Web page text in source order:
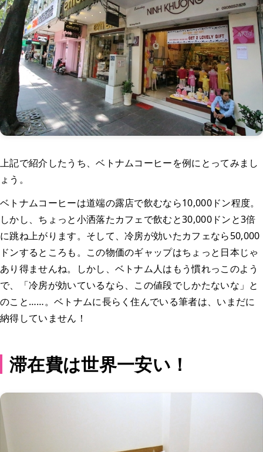
上記で紹介したうち、ベトナムコーヒーを例にとってみまし
ょう。
ベトナムコーヒーは道端の露店で飲むなら10,000ドン程度。
しかし、ちょっと小洒落たカフェで飲むと30,000ドンと3倍
に跳ね上がります。そして、冷房が効いたカフェなら50,000
ドンするところも。この物価のギャップはちょっと日本じゃ
あり得ませんね。しかし、ベトナム人はもう慣れっこのよう
で、「冷房が効いているなら、この値段でしかたないな」と
のこと……。ベトナムに長らく住んでいる筆者は、いまだに
納得していません！
滞在費は世界一安い！